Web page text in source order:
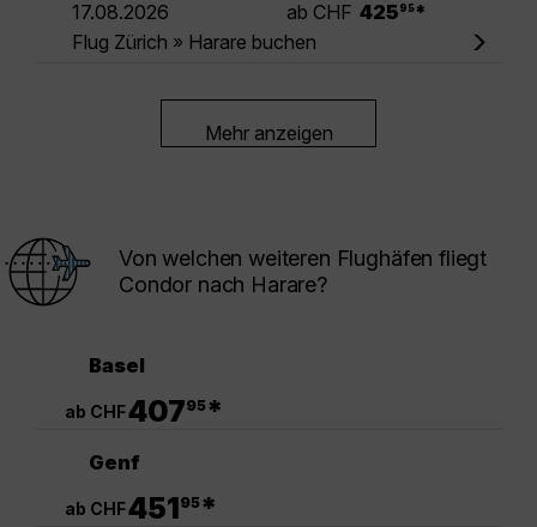
17.08.2026
ab CHF 425 95 *
Flug Zürich » Harare buchen
Mehr anzeigen
Von welchen weiteren Flughäfen fliegt
Condor nach Harare?
Basel
ab CHF40795*
Genf
ab CHF45195*